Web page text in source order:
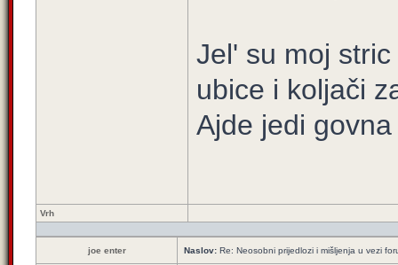
Jel' su moj
ubice i koljači
Ajde jedi
Vrh
joe enter Naslov: Re: Neosobni prijedlozi i mišljenja u vezi